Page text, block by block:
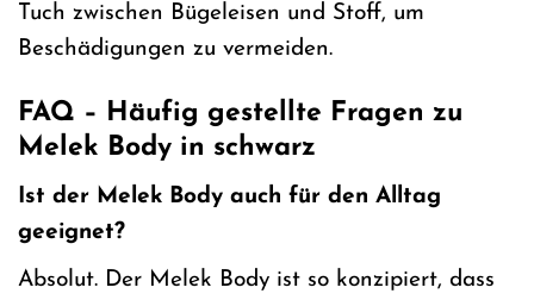
Tuch zwischen Bügeleisen und Stoff, um
Beschädigungen zu vermeiden.
FAQ – Häufig gestellte Fragen zu
Melek Body in schwarz
Ist der Melek Body auch für den Alltag
geeignet?
Absolut. Der Melek Body ist so konzipiert, dass